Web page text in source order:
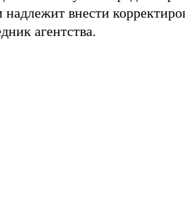
надлежит внести
агентства.